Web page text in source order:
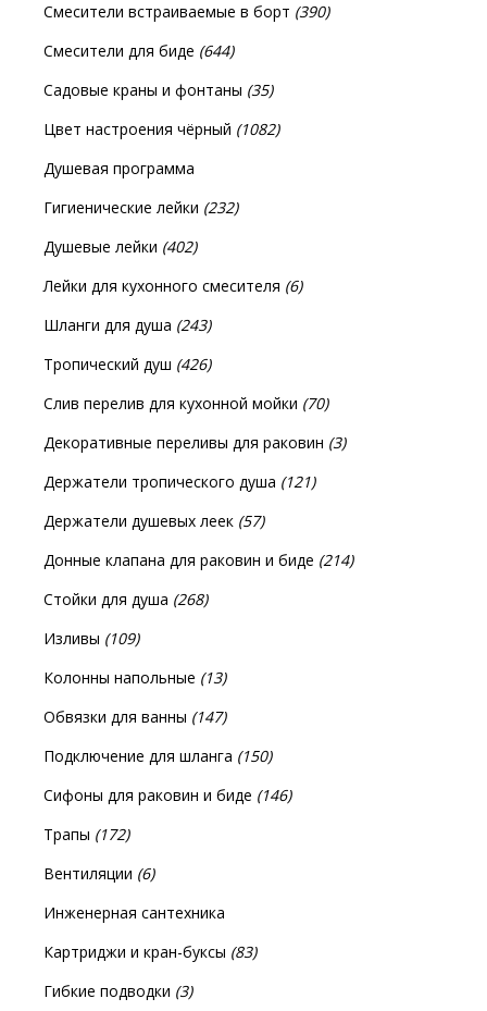
Смесители встраиваемые в борт (390)
Смесители для биде (644)
Садовые краны и фонтаны (35)
Цвет настроения чёрный (1082)
Душевая программа
Гигиенические лейки (232)
Душевые лейки (402)
Лейки для кухонного смесителя (6)
Шланги для душа (243)
Тропический душ (426)
Слив перелив для кухонной мойки (70)
Декоративные переливы для раковин (3)
Держатели тропического душа (121)
Держатели душевых леек (57)
Донные клапана для раковин и биде (214)
Стойки для душа (268)
Изливы (109)
Колонны напольные (13)
Обвязки для ванны (147)
Подключение для шланга (150)
Сифоны для раковин и биде (146)
Трапы (172)
Вентиляции (6)
Инженерная сантехника
Картриджи и кран-буксы (83)
Гибкие подводки (3)